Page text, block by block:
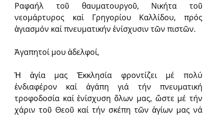
Ραφαήλ τοῦ θαυματουργοῦ, Νικήτα τοῦ
νεομάρτυρος καί Γρηγορίου Καλλίδου, πρός
ἁγιασμόν καί πνευματικήν ἐνίσχυσιν τῶν πιστῶν.
Ἀγαπητοί μου ἀδελφοί,
Ἡ ἁγία μας Ἐκκλησία φροντίζει μέ πολύ
ἐνδιαφέρον καί ἀγάπη γιά τήν πνευματική
τροφοδοσία καί ἐνίσχυση ὅλων μας, ὥστε μέ τήν
χάριν τοῦ Θεοῦ καί τήν σκέπη τῶν ἁγίων μας νά